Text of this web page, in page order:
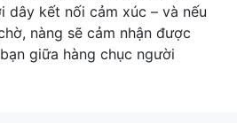
dây kết nối cảm xúc – và nếu
nàng sẽ cảm nhận được
giữa hàng chục người